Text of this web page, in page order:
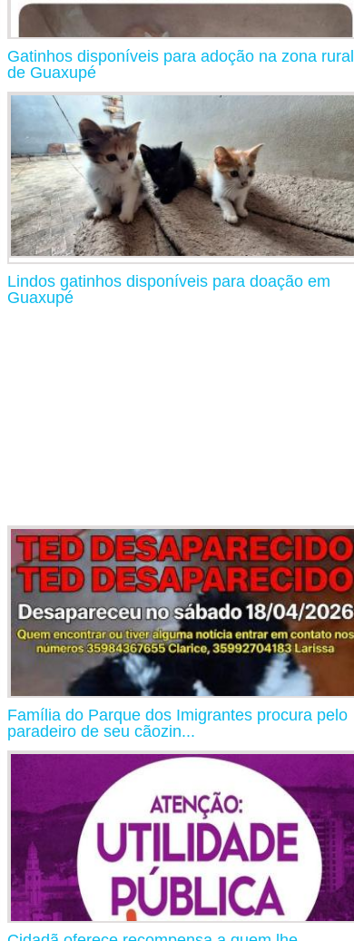
Gatinhos disponíveis para adoção na zona rural
de Guaxupé
Lindos gatinhos disponíveis para doação em
Guaxupé
Família do Parque dos Imigrantes procura pelo
paradeiro de seu cãozin...